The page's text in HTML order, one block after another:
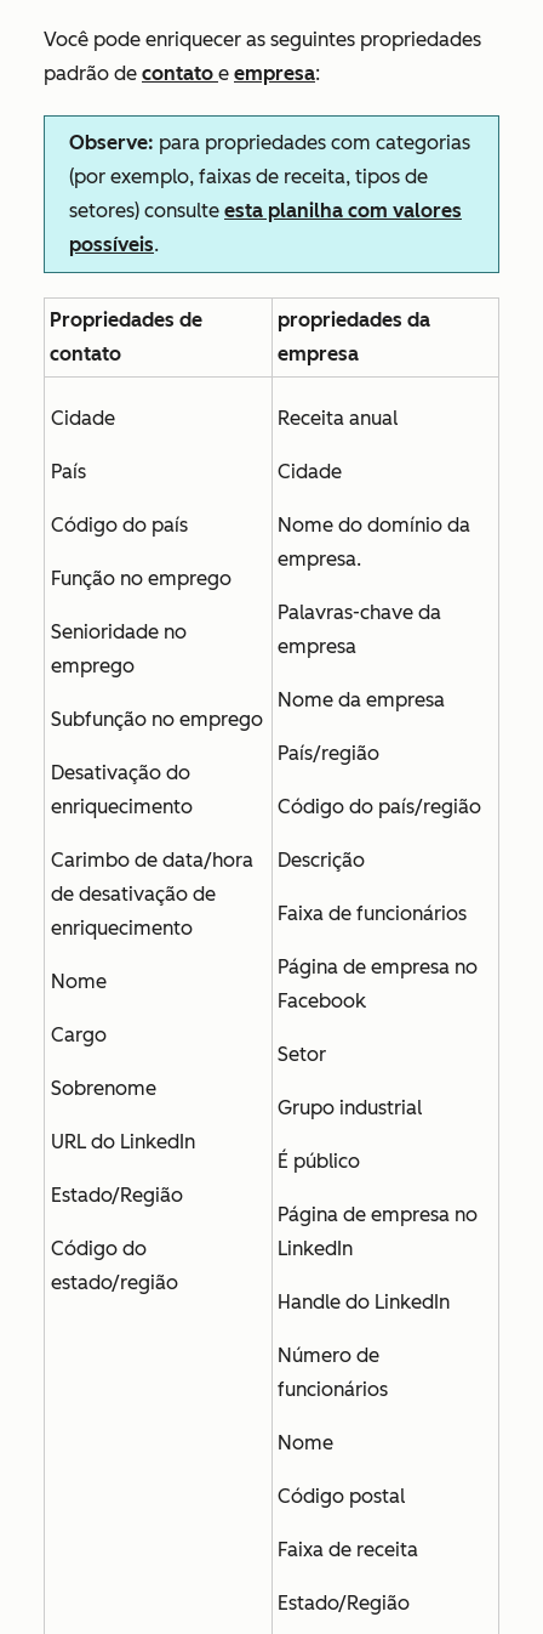
Você pode enriquecer as seguintes propriedades
padrão de contato e empresa:
Observe: para propriedades com categorias
(por exemplo, faixas de receita, tipos de
setores) consulte esta planilha com valores
possíveis.
Propriedades de
contato
propriedades da
empresa
Cidade
País
Código do país
Função no emprego
Senioridade no
emprego
Subfunção no emprego
Desativação do
enriquecimento
Carimbo de data/hora
de desativação de
enriquecimento
Nome
Cargo
Sobrenome
URL do LinkedIn
Estado/Região
Código do
estado/região
Receita anual
Cidade
Nome do domínio da
empresa.
Palavras-chave da
empresa
Nome da empresa
País/região
Código do país/região
Descrição
Faixa de funcionários
Página de empresa no
Facebook
Setor
Grupo industrial
É público
Página de empresa no
LinkedIn
Handle do LinkedIn
Número de
funcionários
Nome
Código postal
Faixa de receita
Estado/Região